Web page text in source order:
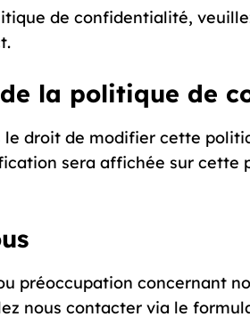
de confidentialité,
la politique de
le droit de modifier cette
sera affichée sur cette
préoccupation concernant
nous contacter via le